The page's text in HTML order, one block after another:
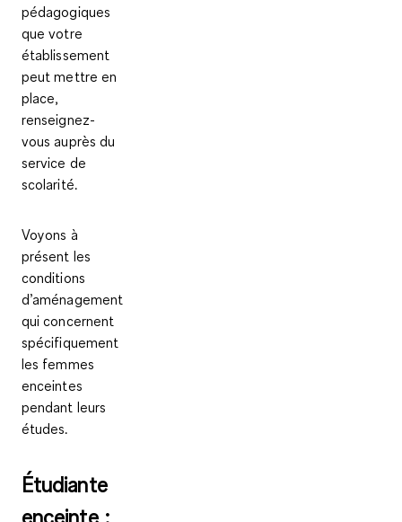
pédagogiques
que votre
établissement
peut mettre en
place,
renseignez-
vous auprès du
service de
scolarité.
Voyons à
présent les
conditions
d’aménagement
qui concernent
spécifiquement
les femmes
enceintes
pendant leurs
études.
Étudiante
enceinte :